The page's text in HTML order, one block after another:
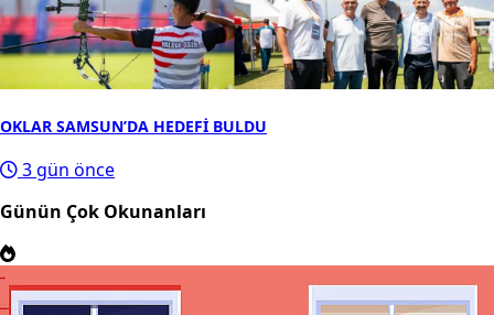
OKLAR SAMSUN’DA HEDEFİ BULDU
3 gün önce
Günün Çok Okunanları